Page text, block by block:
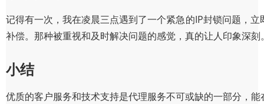
记得有一次，我在凌晨三点遇到了一个紧急的IP封锁问题，
补偿。那种被重视和及时解决问题的感觉，真的让人印象深刻
小结
优质的客户服务和技术支持是代理服务不可或缺的一部分，